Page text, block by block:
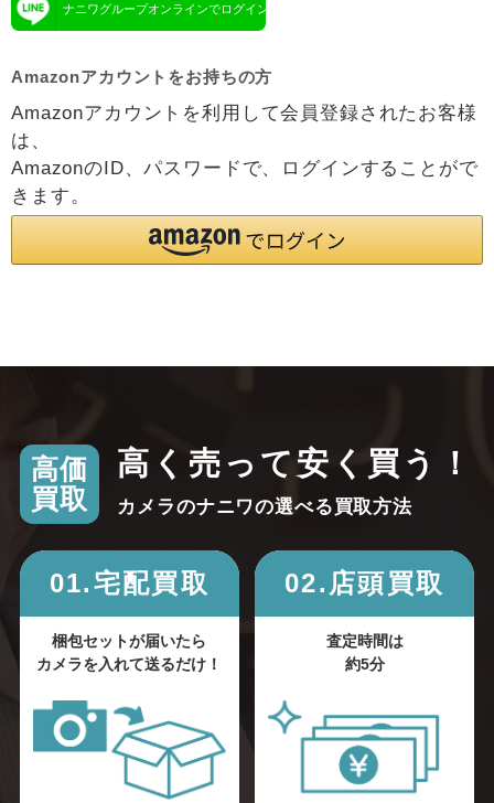
ナニワグループオンラインでログイン
Amazonアカウントをお持ちの方
Amazonアカウントを利用して会員登録されたお客様
は、
AmazonのID、パスワードで、ログインすることがで
きます。
高価
買取
高く売って安く買う！
カメラのナニワの選べる買取方法
01.宅配買取
梱包セットが届いたら
カメラを入れて送るだけ！
02.店頭買取
査定時間は
約5分